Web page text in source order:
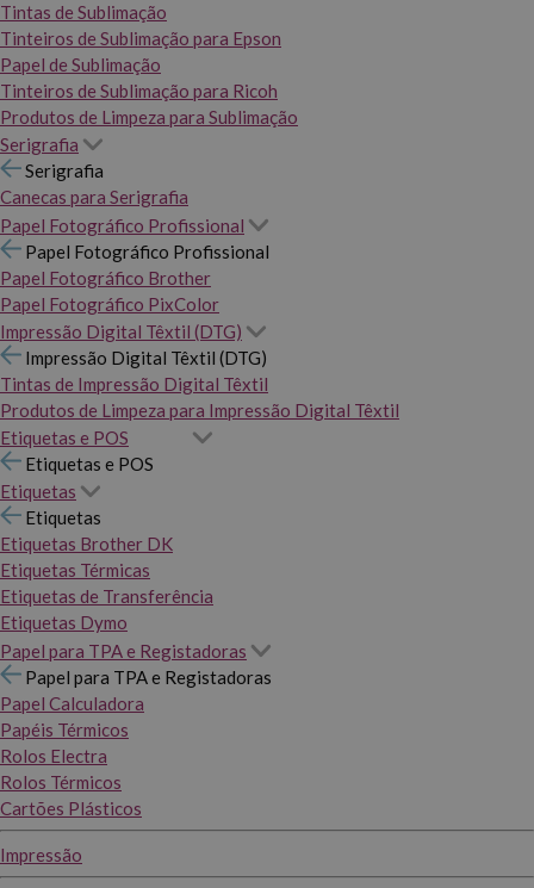
Tintas de Sublimação
Tinteiros de Sublimação para Epson
Papel de Sublimação
Tinteiros de Sublimação para Ricoh
Produtos de Limpeza para Sublimação
Serigrafia
Serigrafia
Canecas para Serigrafia
Papel Fotográfico Profissional
Papel Fotográfico Profissional
Papel Fotográfico Brother
Papel Fotográfico PixColor
Impressão Digital Têxtil (DTG)
Impressão Digital Têxtil (DTG)
Tintas de Impressão Digital Têxtil
Produtos de Limpeza para Impressão Digital Têxtil
Etiquetas e POS
Etiquetas e POS
Etiquetas
Etiquetas
Etiquetas Brother DK
Etiquetas Térmicas
Etiquetas de Transferência
Etiquetas Dymo
Papel para TPA e Registadoras
Papel para TPA e Registadoras
Papel Calculadora
Papéis Térmicos
Rolos Electra
Rolos Térmicos
Cartões Plásticos
Impressão